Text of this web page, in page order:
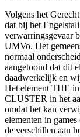
Volgens het
dat bij het
verwarringsgevaar
UMVo. Het
normaal
aangetoond dat dit
daadwerkelijk en
Het element THE
CLUSTER in het
omdat het kan
elementen in
de verschillen aan